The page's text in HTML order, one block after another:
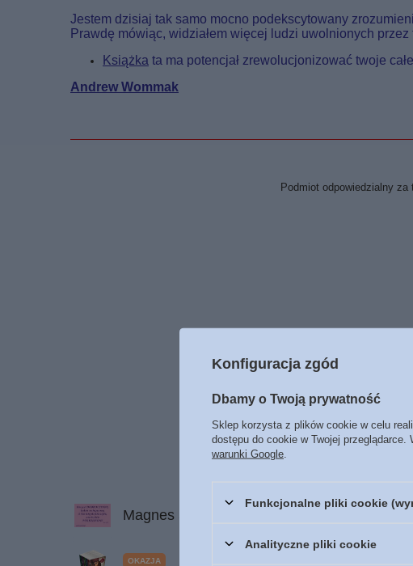
Jestem dzisiaj tak samo mocno podekscytowany
Prawdę mówiąc, widziałem więcej ludzi uwolnionych
Książka ta ma potencjał zrewolucjonizować twoje
Andrew Wommak
Podmiot odpowiedzialny
Magnes 54 na lodówkę Kto jest
OKAZJA
Konfiguracja zgód
Dbamy o Twoją prywatność
Sklep korzysta z plików cookie w celu
dostępu do cookie w Twojej
warunki Google
Funkcjonalne pliki cookie
Analityczne pliki cookie